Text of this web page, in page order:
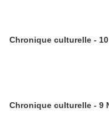
Chronique culturelle - 10
Chronique culturelle - 9